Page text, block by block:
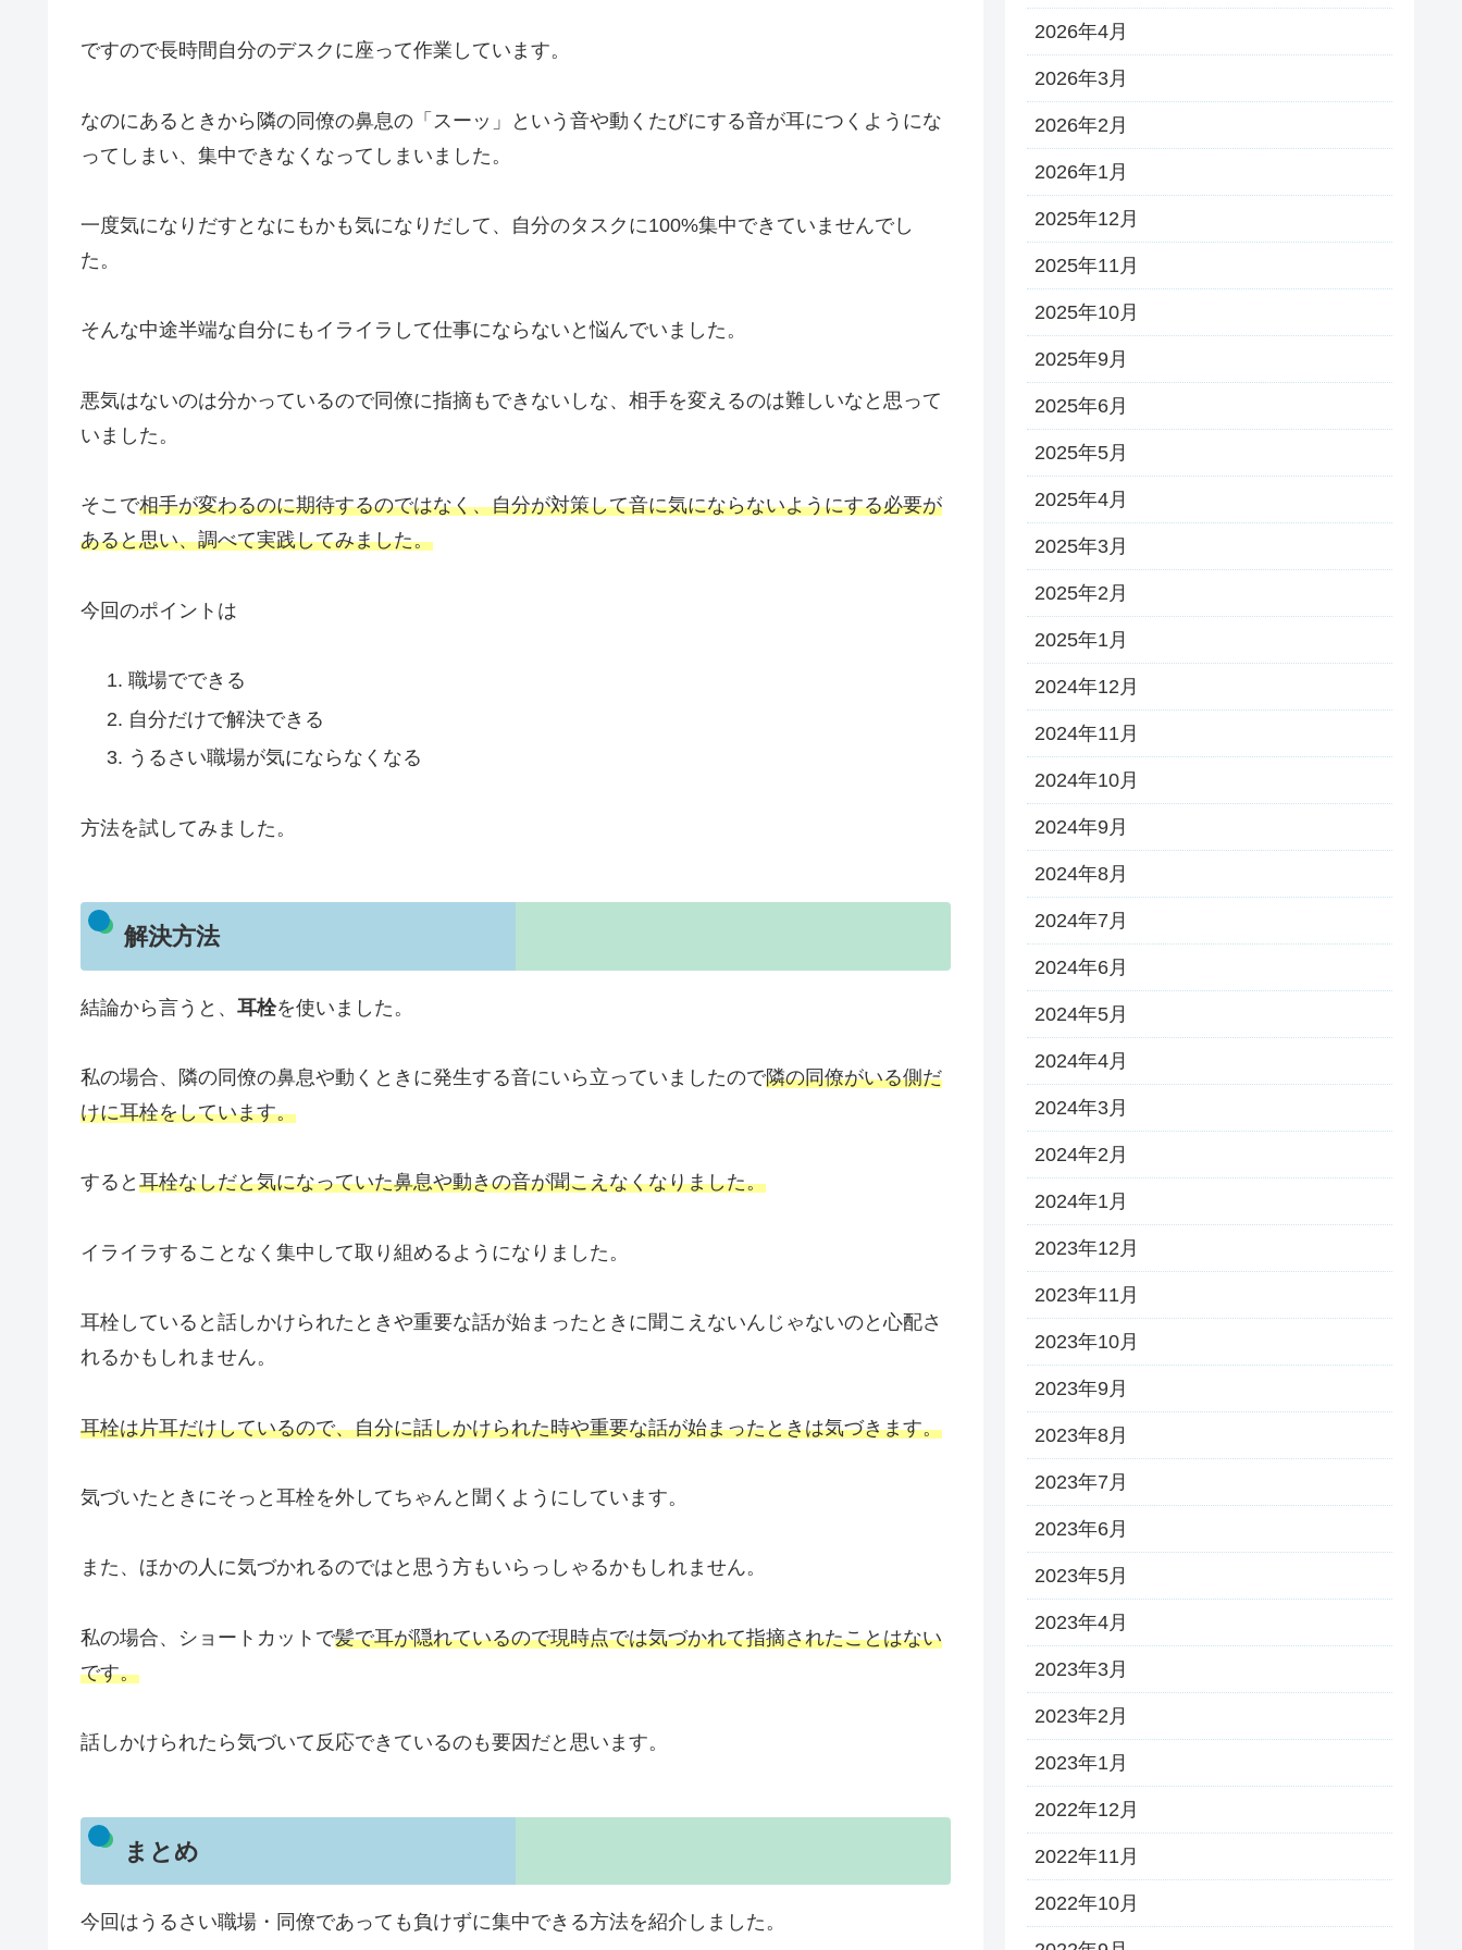
ですので長時間自分のデスクに座って作業しています。
なのにあるときから隣の同僚の鼻息の「スーッ」という音や動くたびにする音が耳につくようにな
ってしまい、集中できなくなってしまいました。
一度気になりだすとなにもかも気になりだして、自分のタスクに100%集中できていませんでし
た。
そんな中途半端な自分にもイライラして仕事にならないと悩んでいました。
悪気はないのは分かっているので同僚に指摘もできないしな、相手を変えるのは難しいなと思って
いました。
そこで相手が変わるのに期待するのではなく、自分が対策して音に気にならないようにする必要が
あると思い、調べて実践してみました。
今回のポイントは
職場でできる
自分だけで解決できる
うるさい職場が気にならなくなる
方法を試してみました。
解決方法
結論から言うと、 耳栓を使いました。
私の場合、隣の同僚の鼻息や動くときに発生する音にいら立っていましたので隣の同僚がいる側だ
けに耳栓をしています。
すると 耳栓なしだと気になっていた鼻息や動きの音が聞こえなくなりました。
イライラすることなく集中して取り組めるようになりました。
耳栓していると話しかけられたときや重要な話が始まったときに聞こえないんじゃないのと心配さ
れるかもしれません。
耳栓は片耳だけしているので、自分に話しかけられた時や重要な話が始まったときは気づきます。
気づいたときにそっと耳栓を外してちゃんと聞くようにしています。
また、ほかの人に気づかれるのではと思う方もいらっしゃるかもしれません。
私の場合、ショートカットで髪で耳が隠れているので現時点では気づかれて指摘されたことはない
です。
話しかけられたら気づいて反応できているのも要因だと思います。
まとめ
今回はうるさい職場・同僚であっても負けずに集中できる方法を紹介しました。
2026年4月
2026年3月
2026年2月
2026年1月
2025年12月
2025年11月
2025年10月
2025年9月
2025年6月
2025年5月
2025年4月
2025年3月
2025年2月
2025年1月
2024年12月
2024年11月
2024年10月
2024年9月
2024年8月
2024年7月
2024年6月
2024年5月
2024年4月
2024年3月
2024年2月
2024年1月
2023年12月
2023年11月
2023年10月
2023年9月
2023年8月
2023年7月
2023年6月
2023年5月
2023年4月
2023年3月
2023年2月
2023年1月
2022年12月
2022年11月
2022年10月